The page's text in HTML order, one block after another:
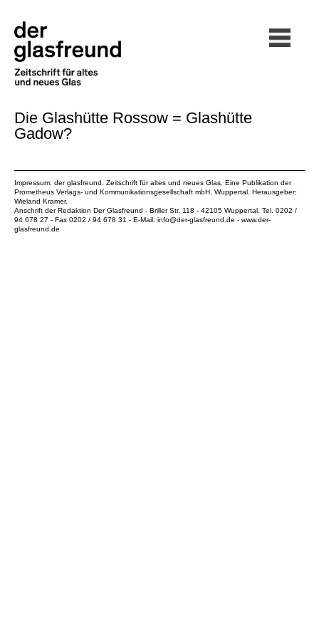
Die Glashütte Rossow = Glashütte
Gadow?
Impressum: der glasfreund. Zeitschrift für altes und neues Glas. Eine Publikation der
Prometheus Verlags- und Kommunikationsgesellschaft mbH , Wuppertal. Herausgeber:
Wieland Kramer.
Anschrift der Redaktion Der Glasfreund - Briller Str. 118 - 42105 Wuppertal. Tel. 0202 /
94 678 27 - Fax 0202 / 94 678 31 - E-Mail: info@der-glasfreund.de - www.der-
glasfreund.de